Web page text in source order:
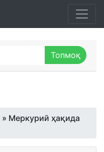
» Меркурий ҳақида